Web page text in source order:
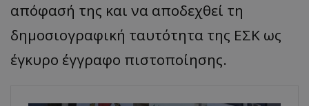
απόφασή της και να αποδεχθεί τη
δημοσιογραφική ταυτότητα της ΕΣΚ ως
έγκυρο έγγραφο πιστοποίησης.